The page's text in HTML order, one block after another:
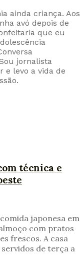
ainda criança. Aos
avó depois de
que eu
jornalista
e levo a vida de
técnica e
japonesa em
com pratos
frescos. A casa
de terça a